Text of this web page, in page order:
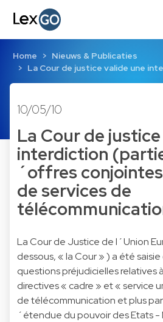
Home
Nieuws & Publicaties
La Cour de justice valide une
10/05/10
La Cour de
interdiction
´offres
de services de
La Cour de Justice de l´Union
dessous, « la Cour » ) a été
questions préjudicielles relatives
directives « cadre » et « service
de télécommunication et plus
´étendue du pouvoir des Etats -